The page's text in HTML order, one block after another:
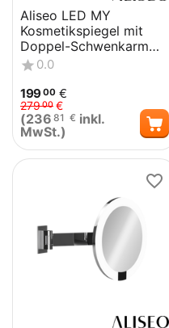
Aliseo LED MY
Kosmetikspiegel mit
Doppel-Schwenkarm
schwarz matt
0.0
19900 €
27900 €
(236 81 € inkl.
MwSt.)